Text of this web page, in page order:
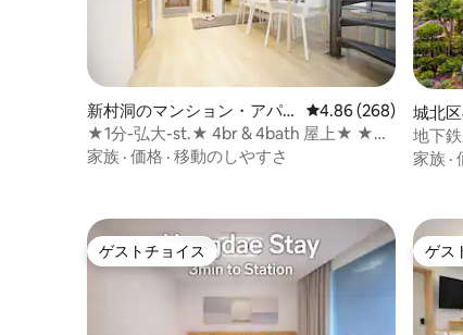
新村洞のマンション・アパ
ート
レビュー268件、5
4.86 (268)
★1分-弘大-st.★ 4br & 4bath 屋上★ ★セ
ルフバー★
家族 · 価格 · 移動のしやすさ
城北
地下
スホ
家族 ·
ゲストチョイス
ゲストチョイス ゲス
ゲス